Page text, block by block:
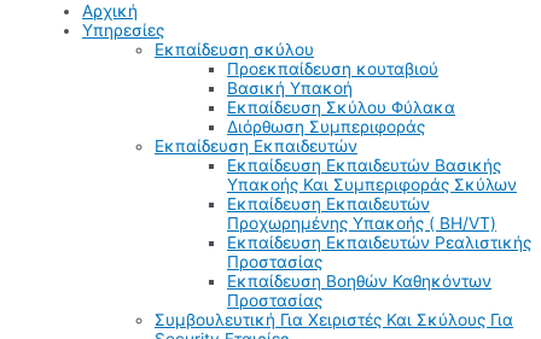
Αρχική
Υπηρεσίες
Εκπαίδευση σκύλου
Προεκπαίδευση κουταβιού
Βασική Υπακοή
Εκπαίδευση Σκύλου Φύλακα
Διόρθωση Συμπεριφοράς
Εκπαίδευση Εκπαιδευτών
Εκπαίδευση Εκπαιδευτών Βασικής
Υπακοής Και Συμπεριφοράς Σκύλων
Εκπαίδευση Εκπαιδευτών
Προχωρημένης Υπακοής ( BH/VT)
Εκπαίδευση Εκπαιδευτών Ρεαλιστικής
Προστασίας
Εκπαίδευση Βοηθών Καθηκόντων
Προστασίας
Συμβουλευτική Για Χειριστές Και Σκύλους Για